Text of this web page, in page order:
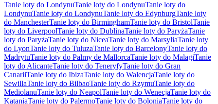
Tanie loty do LondynuTanie loty do LondynuTanie loty do
LondynuTanie loty do LondynuTanie loty do EdynburgTanie loty
do ManchesterTanie loty do BirminghamTanie loty do BristolTanie
loty do LiverpoolTanie loty do DublinaTanie loty do ParyżaTanie
loty do ParyżaTanie loty do NiceaTanie loty do MarsyliaTanie loty
do LyonTanie loty do TuluzaTanie loty do BarcelonyTanie loty do
MadrytuTanie loty do Palmy de MallorcaTanie loty do MalagiTanie
loty do AlicanteTanie loty do TeneryfyTanie loty do Gran
CanariiTanie loty do IbizaTanie loty do WalencjaTanie loty do
SewillaTanie loty do BilbaoTanie loty do RzymuTanie loty do
MediolanuTanie loty do NeapolTanie loty do WenecjaTanie loty do
KataniaTanie loty do PalermoTanie loty do BoloniaTanie loty do